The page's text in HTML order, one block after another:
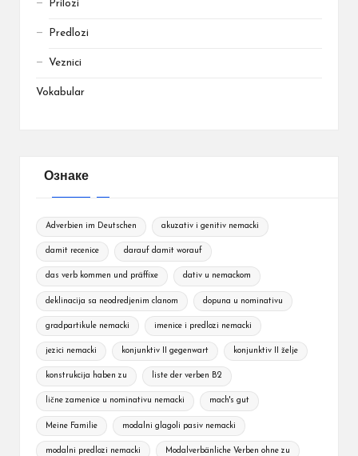
Prilozi
Predlozi
Veznici
Vokabular
Ознаке
Adverbien im Deutschen akuzativ i genitiv nemacki
damit recenice darauf damit worauf
das verb kommen und präffixe dativ u nemackom
deklinacija sa neodredjenim clanom dopuna u nominativu
gradpartikule nemacki imenice i predlozi nemacki
jezici nemacki konjunktiv II gegenwart konjunktiv II želje
konstrukcija haben zu liste der verben B2
lične zamenice u nominativu nemacki mach's gut
Meine Familie modalni glagoli pasiv nemacki
modalni predlozi nemacki Modalverbänliche Verben ohne zu